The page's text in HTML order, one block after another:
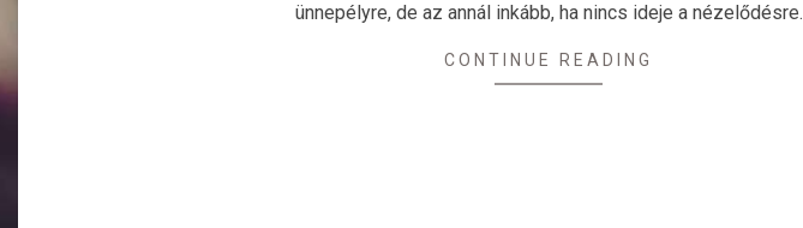
ünnepélyre, de az annál inkább, ha nincs ideje a nézelődésre.
CONTINUE READING